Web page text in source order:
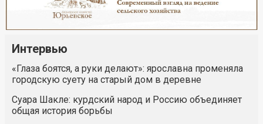
Интервью
«Глаза боятся, а руки делают»: ярославна променяла
городскую суету на старый дом в деревне
Суара Шакле: курдский народ и Россию объединяет
общая история борьбы